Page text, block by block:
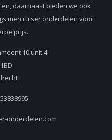
daarnaast bieden we ook
mercruiser onderdelen voor
prijs.
10 unit 4
onderdelen.com